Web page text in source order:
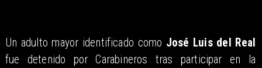
Un adulto mayor identificado como José Luis del Real
fue detenido por Carabineros tras participar en la